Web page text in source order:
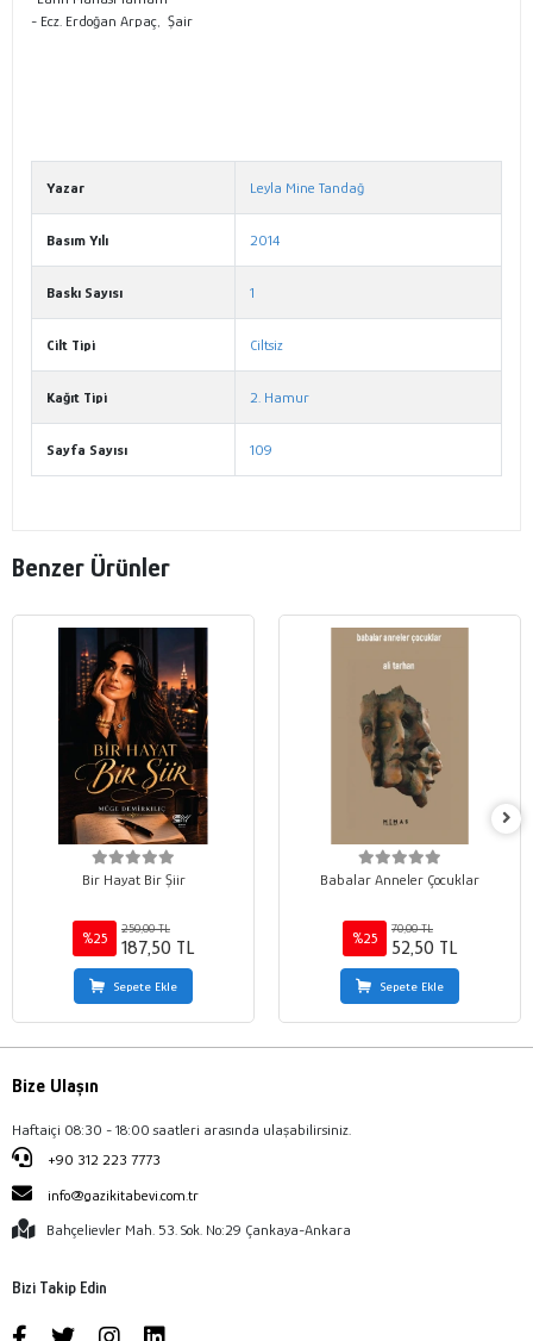
- Ecz. Erdoğan Arpaç, Şair
Yazar Leyla Mine Tandağ
Basım Yılı 2014
Baskı Sayısı 1
Cilt Tipi Ciltsiz
Kağıt Tipi 2. Hamur
Sayfa Sayısı 109
Benzer Ürünler
Bir Hayat Bir Şiir
%25
250,00 TL
187,50 TL
Sepete Ekle
Babalar Anneler Çocuklar
%25
70,00 TL
52,50 TL
Sepete Ekle
Bize Ulaşın
Haftaiçi 08:30 - 18:00 saatleri arasında ulaşabilirsiniz.
+90 312 223 7773
info@gazikitabevi.com.tr
Bahçelievler Mah. 53. Sok. No:29 Çankaya-Ankara
Bizi Takip Edin